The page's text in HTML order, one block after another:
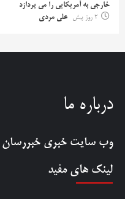
خارجی به آمریکایی را می پردازد
2 روز پیش
علی مردی
درباره ما
وب سایت خبری خبررسان
لینک های مفید